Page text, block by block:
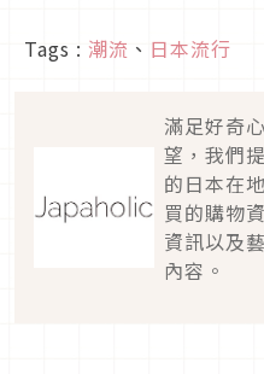
Tags : 潮流 、 日本流行
滿足好奇
望，我們
的日本在
買的購物
資訊以及
內容。